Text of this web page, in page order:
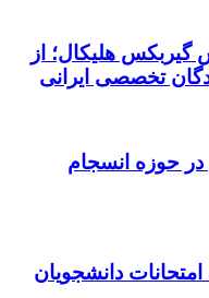
هلیکال؛ از
در حوزه انسجام
امتحانات دانشجویان